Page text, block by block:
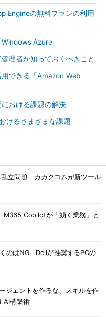
Engineの無料プランの利用
Azure」
理者が知っておくべきこと
できる「Amazon Web
おける課題の解決
けるさまざまな課題
乱立問題 カカクコムが新ツール
Copilotが「効く業務」と
のはNG Dellが推奨するPCの
ジェントを作るな、スキルを作
構築術